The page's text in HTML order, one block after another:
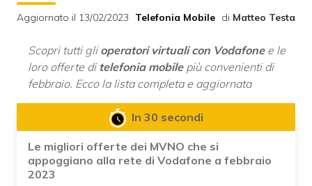
Aggiornato il 13/02/2023 Telefonia Mobile di Matteo Testa
Scopri tutti gli operatori virtuali con Vodafonee le
loro offerte ditelefonia mobilepiù convenienti di
febbraio. Ecco la lista completa e aggiornata
In 30 secondi
Le migliori offerte dei MVNO che si
appoggiano alla rete di Vodafone a febbraio
2023